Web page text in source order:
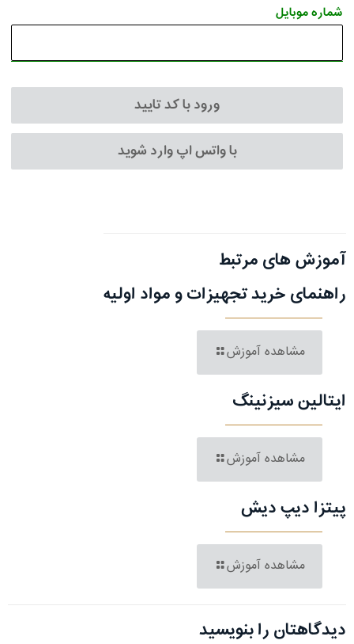
شماره موبایل
ورود با کد تایید
با واتس اپ وارد شوید
آموزش های مرتبط
راهنمای خرید تجهیزات و مواد اولیه
مشاهده آموزش
ایتالین سیزنینگ
مشاهده آموزش
پیتزا دیپ دیش
مشاهده آموزش
دیدگاهتان را بنویسید